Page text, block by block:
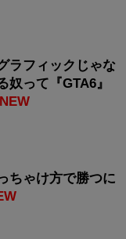
ラフィックじゃな
奴って『GTA6』
NEW
ちゃけ方で勝つに